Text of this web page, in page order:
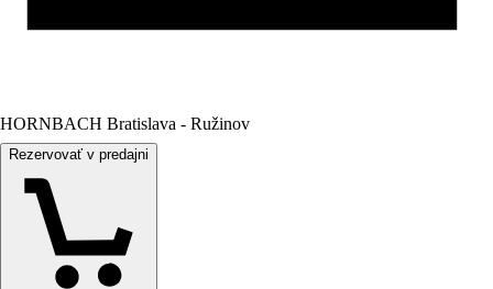
HORNBACH Bratislava - Ružinov
Rezervovať v predajni